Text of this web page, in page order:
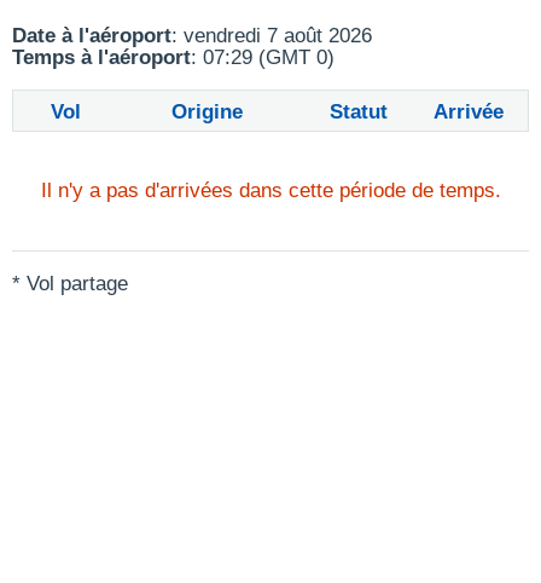
Date à l'aéroport: vendredi 7 août 2026
Temps à l'aéroport: 07:29 (GMT 0)
Vol Origine Statut Arrivée
Il n'y a pas d'arrivées dans cette période de temps.
* Vol partage